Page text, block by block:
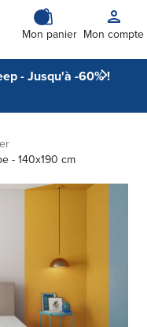
Mon panier Mon compte
- Jusqu'à -60% !
- 140x190 cm